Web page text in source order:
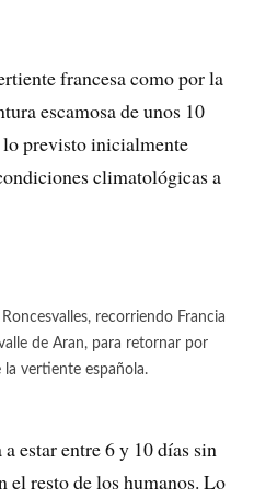
francesa como por la
escamosa de unos 10
lo previsto inicialmente
climatológicas a
recorriendo Francia
de Aran, para retornar por
vertiente española.
estar entre 6 y 10 días sin
el resto de los humanos. Lo